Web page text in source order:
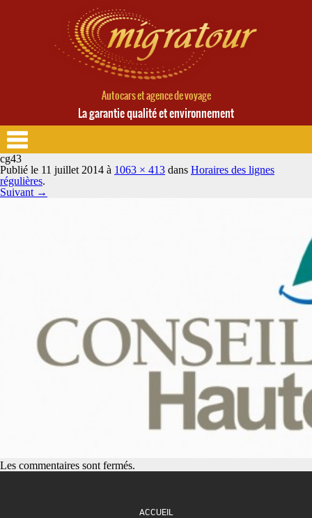
Autocars et agence de voyage
La garantie qualité et environnement
cg43
Publié le 11 juillet 2014 à 1063 × 413 dans Horaires des lignes
régulières.
Suivant →
Les commentaires sont fermés.
ACCUEIL